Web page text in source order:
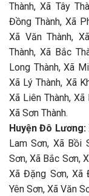
Thành, Xã Tây
Đồng Thành, Xã
Xã Văn Thành,
Thành, Xã Bắc
Long Thành, Xã
Xã Lý Thành, Xã
Xã Liên Thành, Xã
Xã Sơn Thành.
Huyện Đô Lương:
Lam Sơn, Xã Bồi
Sơn, Xã Bắc Sơn,
Xã Đặng Sơn, Xã
Yên Sơn, Xã Văn